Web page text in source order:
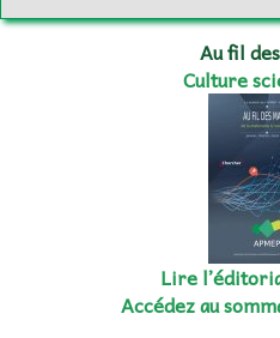
Au fil
Culture
Lire
Accédez au